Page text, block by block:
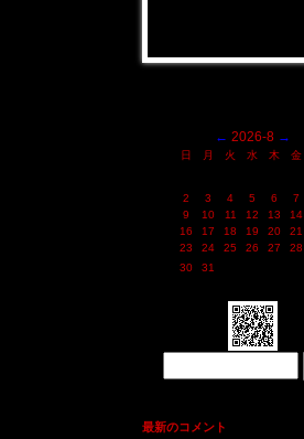
← 2026-8 →
日 月 火 水 木 金
2
3 4 5 6 7
9
10 11 12 13 14
16
17 18 19 20 21
23
24 25 26 27 28
30
31
最新のコメント